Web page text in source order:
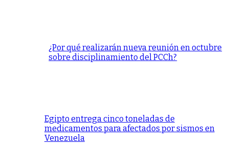
¿Por qué realizarán nueva reunión en octubre
sobre disciplinamiento del PCCh?
Egipto entrega cinco toneladas de
medicamentos para afectados por sismos en
Venezuela